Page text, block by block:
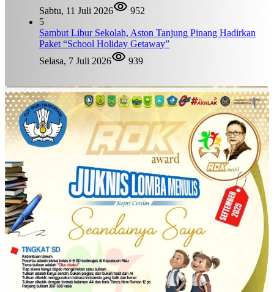
Sabtu, 11 Juli 2026
952
5
Sambut Libur Sekolah, Aston Tanjung Pinang Hadirkan
Paket “School Holiday Getaway”
Selasa, 7 Juli 2026
939